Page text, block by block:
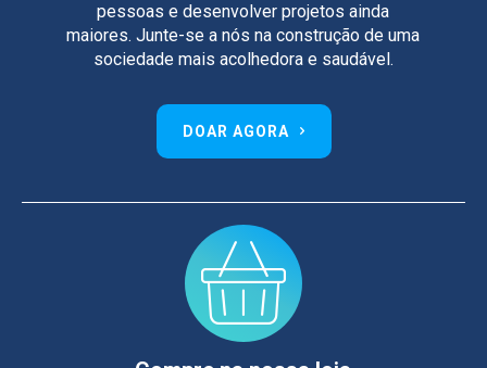
pessoas e desenvolver projetos ainda
maiores. Junte-se a nós na construção de uma
sociedade mais acolhedora e saudável.
DOAR AGORA